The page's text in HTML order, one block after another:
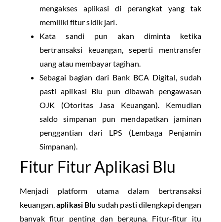
mengakses aplikasi di perangkat yang tak
memiliki fitur sidik jari.
Kata sandi pun akan diminta ketika
bertransaksi keuangan, seperti mentransfer
uang atau membayar tagihan.
Sebagai bagian dari Bank BCA Digital, sudah
pasti aplikasi Blu pun dibawah pengawasan
OJK (Otoritas Jasa Keuangan). Kemudian
saldo simpanan pun mendapatkan jaminan
penggantian dari LPS (Lembaga Penjamin
Simpanan).
Fitur Fitur Aplikasi Blu
Menjadi platform utama dalam bertransaksi
keuangan,aplikasi Blu sudah pasti dilengkapi dengan
banyak fitur penting dan berguna. Fitur-fitur itu